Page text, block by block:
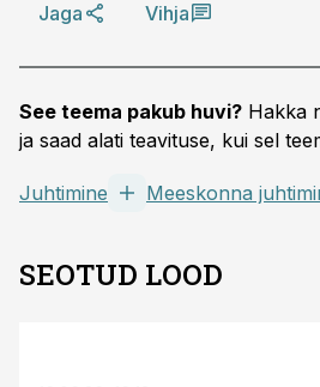
Jaga Vihja
See teema pakub huvi? Hakka
ja saad alati teavituse, kui sel
Juhtimine Meeskonna
SEOTUD LOOD